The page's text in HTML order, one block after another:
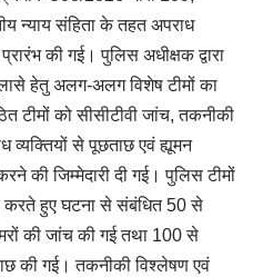
न्याय संहिता के तहत अपराध
की गई। पुलिस अधीक्षक द्वारा
हेतु अलग-अलग विशेष टीमों का
टीमों को सीसीटीवी जांच, तकनीकी
व्यक्तियों से पूछताछ एवं ह्यूमन
की जिम्मेदारी दी गई। पुलिस टीमों
करते हुए घटना से संबंधित 50 से
की जांच की गई तथा 100 से
की गई। तकनीकी विश्लेषण एवं